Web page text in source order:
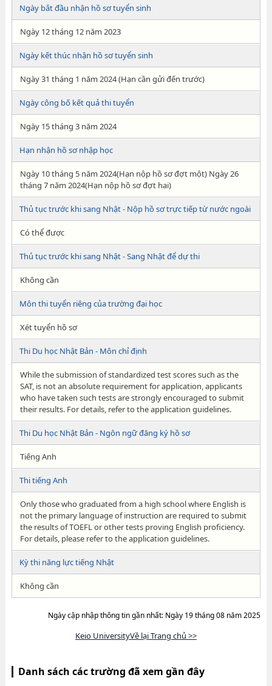
Ngày bắt đầu nhận hồ sơ tuyển sinh
Ngày 12 tháng 12 năm 2023
Ngày kết thúc nhận hồ sơ tuyển sinh
Ngày 31 tháng 1 năm 2024 (Hạn cần gửi đến trước)
Ngày công bố kết quả thi tuyển
Ngày 15 tháng 3 năm 2024
Hạn nhận hồ sơ nhập học
Ngày 10 tháng 5 năm 2024(Hạn nộp hồ sơ đợt một) Ngày 26
tháng 7 năm 2024(Hạn nộp hồ sơ đợt hai)
Thủ tục trước khi sang Nhật - Nộp hồ sơ trực tiếp từ nước ngoài
Có thể được
Thủ tục trước khi sang Nhật - Sang Nhật để dự thi
Không cần
Môn thi tuyển riêng của trường đại học
Xét tuyển hồ sơ
Thi Du học Nhật Bản - Môn chỉ định
While the submission of standardized test scores such as the
SAT, is not an absolute requirement for application, applicants
who have taken such tests are strongly encouraged to submit
their results. For details, refer to the application guidelines.
Thi Du học Nhật Bản - Ngôn ngữ đăng ký hồ sơ
Tiếng Anh
Thi tiếng Anh
Only those who graduated from a high school where English is
not the primary language of instruction are required to submit
the results of TOEFL or other tests proving English proficiency.
For details, please refer to the application guidelines.
Kỳ thi năng lực tiếng Nhật
Không cần
Ngày cập nhập thông tin gần nhất: Ngày 19 tháng 08 năm 2025
Keio UniversityVề lại Trang chủ >>
Danh sách các trường đã xem gần đây